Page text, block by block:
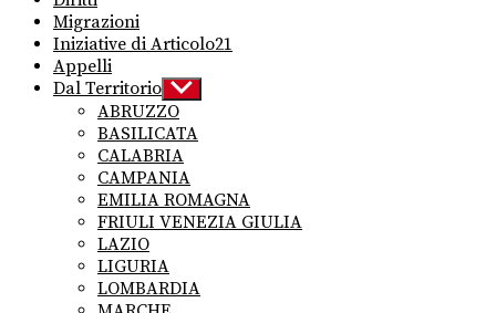
Migrazioni
Iniziative di Articolo21
Appelli
Dal Territorio Show
sub
menu
ABRUZZO
BASILICATA
CALABRIA
CAMPANIA
EMILIA ROMAGNA
FRIULI VENEZIA GIULIA
LAZIO
LIGURIA
LOMBARDIA